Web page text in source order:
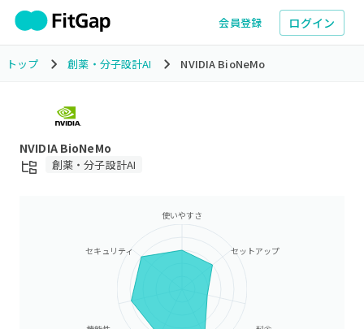
会員登録 ログイン
トップ 創薬・分子設計AI NVIDIA BioNeMo
NVIDIA BioNeMo
創薬・分子設計AI
使いやすさ
セットアップ
セキュリティ